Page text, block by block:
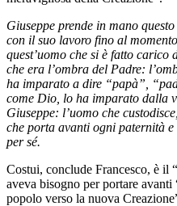
Giuseppe prende in mano
con il suo lavoro fino al
quest’uomo che si è fatto carico
che era l’ombra del Padre:
ha imparato a dire “papà”,
come Dio, lo ha imparato dalla
Giuseppe: l’uomo che
che porta avanti ogni paternità
per sé.
Costui, conclude Francesco, è il
aveva bisogno per portare
popolo verso la nuova